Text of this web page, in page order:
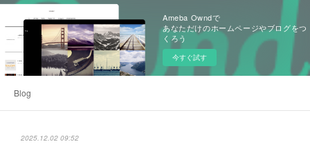
Ameba Owndで
あなただけのホームページやブログをつ
くろう
今すぐ試す
Blog
2025.12.02 09:52